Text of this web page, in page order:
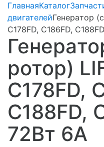
ГлавнаяКаталог
двигателейГенерaтор
C178FD, C186FD,
ротор)
C178FD,
C188FD,
72Вт 6А